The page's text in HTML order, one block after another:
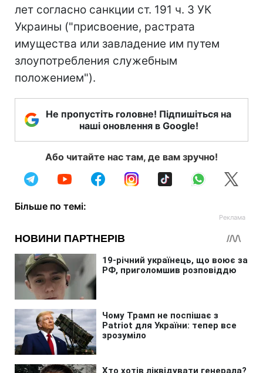
лет согласно санкции ст. 191 ч. 3 УК
Украины ("присвоение, растрата
имущества или завладение им путем
злоупотребления служебным
положением").
Не пропустіть головне! Підпишіться на
наші оновлення в Google!
Або читайте нас там, де вам зручно!
Більше по темі: